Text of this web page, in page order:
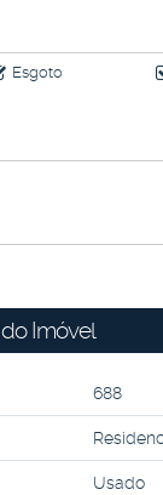
Esgoto
Imóvel
688
Usado